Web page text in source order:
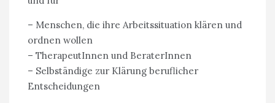
– Menschen, die ihre Arbeitssituation klären und
ordnen wollen
– TherapeutInnen und BeraterInnen
– Selbständige zur Klärung beruflicher
Entscheidungen